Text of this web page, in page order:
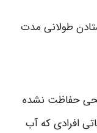
طولانی مدت
حفاظت نشده
افرادی که آب